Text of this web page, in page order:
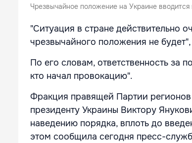
Чрезвычайное положение на Украине вводится
"Ситуация в стране действительно
чрезвычайного положения не
По его словам, ответственность за
кто начал провокацию".
Фракция правящей Партии регионов
президенту Украины Виктору
наведению порядка, вплоть до
этом сообщила сегодня пресс-